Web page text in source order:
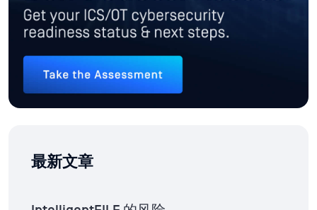
最新文章